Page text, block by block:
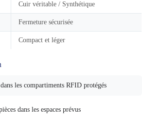
Cuir véritable / Synthétique
Fermeture sécurisée
Compact et léger
les compartiments RFID protégés
dans les espaces prévus